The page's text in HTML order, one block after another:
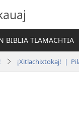
BIBLIA TLAMACHTIA
¡Xitlachixtokaj! |